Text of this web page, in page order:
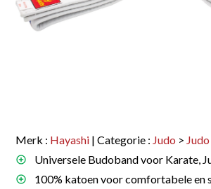
Merk : Hayashi | Categorie : Judo >
Universele Budoband voor Karate,
100% katoen voor comfortabele en